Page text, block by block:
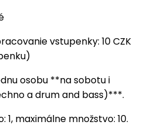
vstupenky: 10 CZK
osobu **na sobotu i
a drum and bass)***.
1, maximálne množstvo: 10.